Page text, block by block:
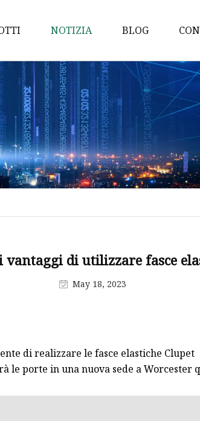
dell'acqua
a camme
dell'olio
di benzina
a gomiti
di accensione
DENSO
NOTIZIA BLOG
vantaggi di utilizzare fasce
May 18, 2023
di realizzare le fasce elastiche Clupet
le porte in una nuova sede a Worcester